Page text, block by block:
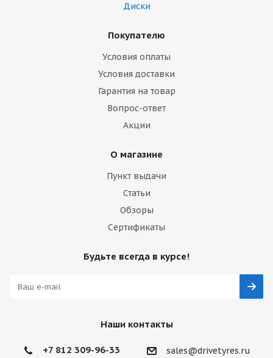
Диски
Покупателю
Условия оплаты
Условия доставки
Гарантия на товар
Вопрос-ответ
Акции
О магазине
Пункт выдачи
Статьи
Обзоры
Сертификаты
Будьте всегда в курсе!
Наши контакты
+7 812 309-96-33 sales@drivetyres.ru